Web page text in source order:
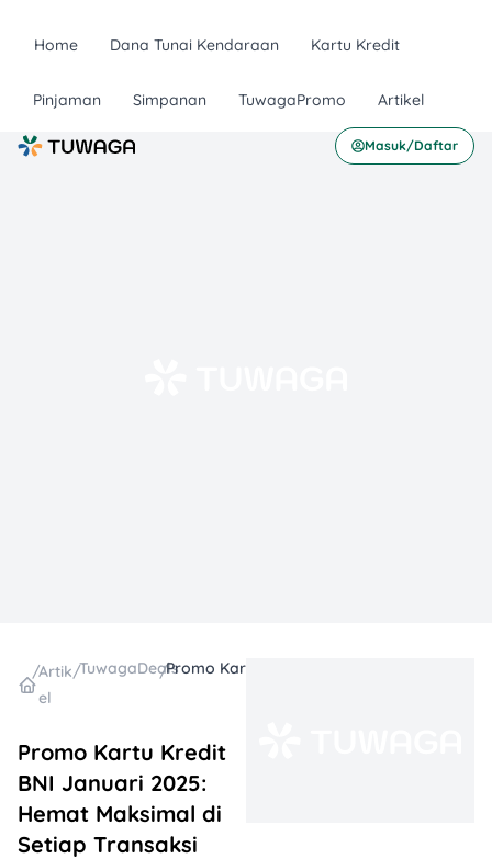
Home Dana Tunai Kendaraan Kartu Kredit
Pinjaman Simpanan TuwagaPromo Artikel
Masuk/Daftar
/Artik
el
/TuwagaDeals
/
Promo Kartu Kredit
BNI Januari 2025:
Hemat Maksimal di
Setiap Transaksi